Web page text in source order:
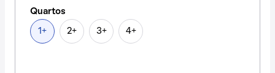
Quartos
1+ 2+ 3+ 4+